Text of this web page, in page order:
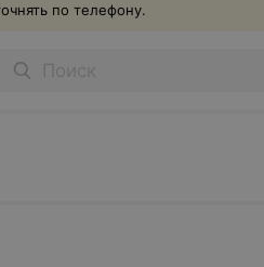
по телефону.